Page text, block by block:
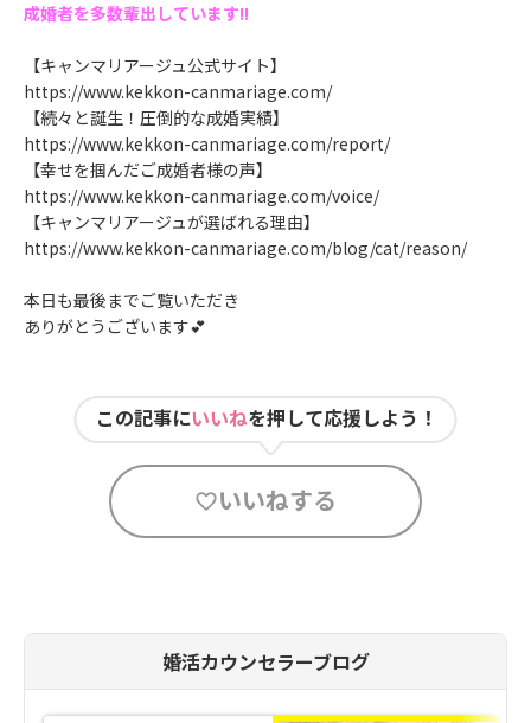
成婚者を多数輩出しています!!
【キャンマリアージュ公式サイト】
https://www.kekkon-canmariage.com/
【続々と誕生！圧倒的な成婚実績】
https://www.kekkon-canmariage.com/report/
【幸せを掴んだご成婚者様の声】
https://www.kekkon-canmariage.com/voice/
【キャンマリアージュが選ばれる理由】
https://www.kekkon-canmariage.com/blog/cat/reason/
本日も最後までご覧いただき
ありがとうございます💕
この記事にいいねを押して応援しよう！
いいねする
婚活カウンセラーブログ